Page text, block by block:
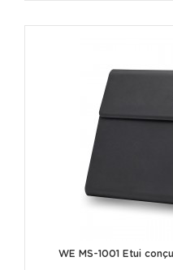
WE MS-1001 Etui